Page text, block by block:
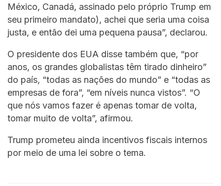
México, Canadá, assinado pelo próprio Trump em
seu primeiro mandato), achei que seria uma coisa
justa, e então dei uma pequena pausa”, declarou.
O presidente dos EUA disse também que, “por
anos, os grandes globalistas têm tirado dinheiro”
do país, “todas as nações do mundo” e “todas as
empresas de fora”, “em níveis nunca vistos”. “O
que nós vamos fazer é apenas tomar de volta,
tomar muito de volta”, afirmou.
Trump prometeu ainda incentivos fiscais internos
por meio de uma lei sobre o tema.